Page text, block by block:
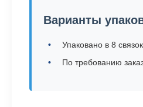
Варианты
Упаковано в 8
По требованию